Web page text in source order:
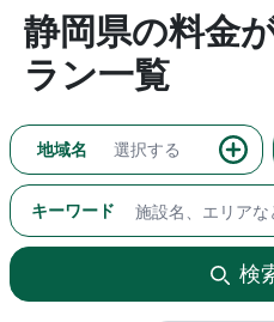
静岡県の料金
ラン一覧
地域名 選択する
キーワード
検